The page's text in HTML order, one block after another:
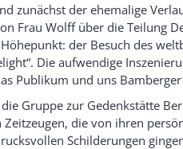
zunächst der ehemalige
Frau Wolff über die Teilung
der Besuch des
Die aufwendige
Publikum und uns
Gruppe zur Gedenkstätte
die von ihren
Schilderungen